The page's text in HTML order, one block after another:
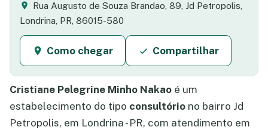
Rua Augusto de Souza Brandao, 89, Jd Petropolis,
Londrina, PR, 86015-580
Como chegar Compartilhar
Cristiane Pelegrine Minho Nakao é um
estabelecimento do tipo consultório no bairro Jd
Petropolis, em Londrina - PR, com atendimento em